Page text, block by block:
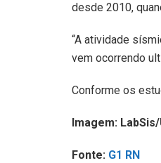
desde 2010,
“A atividade
vem ocorrendo
Conforme os
Imagem: LabSis/
Fonte: G1 RN